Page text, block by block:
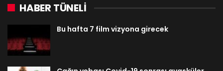
HABER TÜNELİ
Bu hafta 7 film vizyona girecek